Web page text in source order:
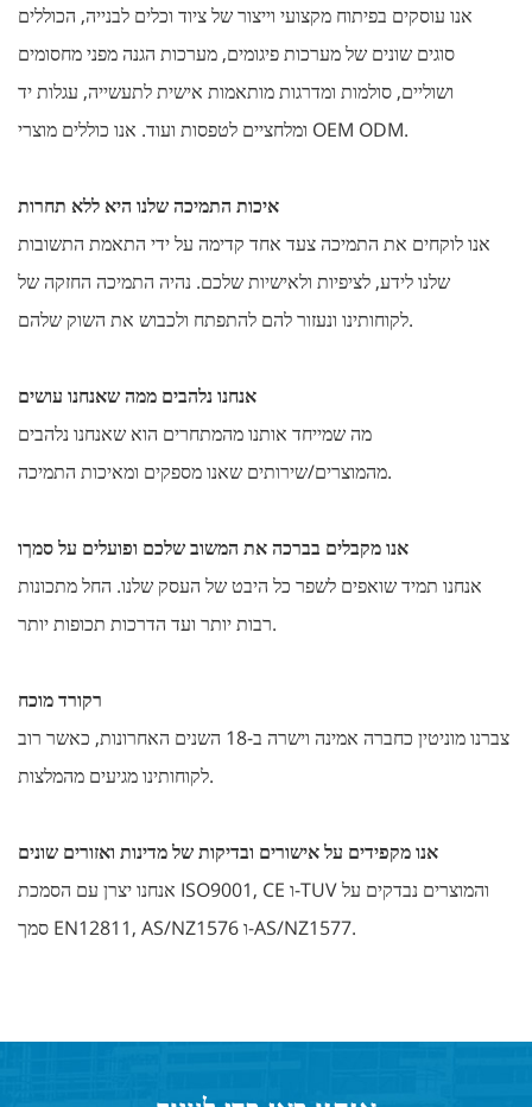
אנו עוסקים בפיתוח מקצועי וייצור של ציוד וכלים לבנייה, הכוללים
סוגים שונים של מערכות פיגומים, מערכות הגנה מפני מחסומים
ושוליים, סולמות ומדרגות מותאמות אישית לתעשייה, עגלות יד
ומלחציים לטפסות ועוד. אנו כוללים מוצרי OEM ODM.
איכות התמיכה שלנו היא ללא תחרות
אנו לוקחים את התמיכה צעד אחד קדימה על ידי התאמת התשובות
שלנו לידע, לציפיות ולאישיות שלכם. נהיה התמיכה החזקה של
לקוחותינו ונעזור להם להתפתח ולכבוש את השוק שלהם.
אנחנו נלהבים ממה שאנחנו עושים
מה שמייחד אותנו מהמתחרים הוא שאנחנו נלהבים
מהמוצרים/שירותים שאנו מספקים ומאיכות התמיכה.
אנו מקבלים בברכה את המשוב שלכם ופועלים על סמךו
אנחנו תמיד שואפים לשפר כל היבט של העסק שלנו. החל מתכונות
רבות יותר ועד הדרכות תכופות יותר.
רקורד מוכח
צברנו מוניטין כחברה אמינה וישרה ב-18 השנים האחרונות, כאשר רוב
לקוחותינו מגיעים מהמלצות.
אנו מקפידים על אישורים ובדיקות של מדינות ואזורים שונים
אנחנו יצרן עם הסמכת ISO9001, CE ו-TUV והמוצרים נבדקים על
סמך EN12811, AS/NZ1576 ו-AS/NZ1577.